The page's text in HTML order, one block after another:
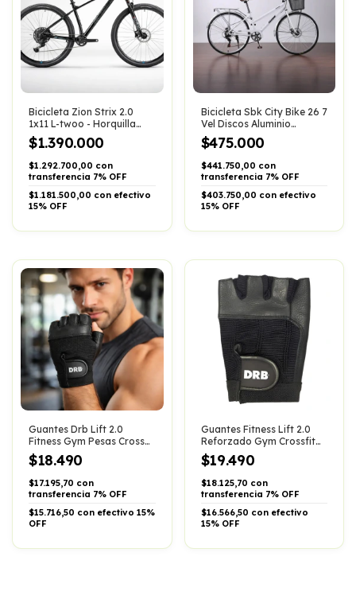
Bicicleta Zion Strix 2.0
1x11 L-twoo - Horquilla
Aire - Hidr Color Negro
Tamaño Del Cuadro M
$1.390.000
$1.292.700,00 con
transferencia 7% OFF
$1.181.500,00 con efectivo
15% OFF
Bicicleta Sbk City Bike 26 7
Vel Discos Aluminio
Canasto
$475.000
$441.750,00 con
transferencia 7% OFF
$403.750,00 con efectivo
15% OFF
Guantes Drb Lift 2.0
Fitness Gym Pesas Crossfit
Ciclismo
$18.490
$17.195,70 con
transferencia 7% OFF
$15.716,50 con efectivo 15%
OFF
Guantes Fitness Lift 2.0
Reforzado Gym Crossfit
Pesas Ciclis
$19.490
$18.125,70 con
transferencia 7% OFF
$16.566,50 con efectivo
15% OFF